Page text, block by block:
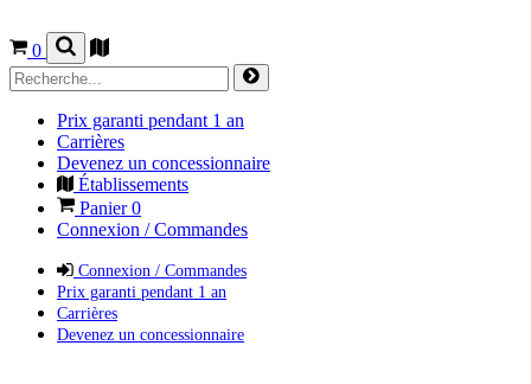
0
Prix garanti pendant 1 an
Carrières
Devenez un concessionnaire
Établissements
Panier0
Connexion / Commandes
Connexion / Commandes
Prix garanti pendant 1 an
Carrières
Devenez un concessionnaire